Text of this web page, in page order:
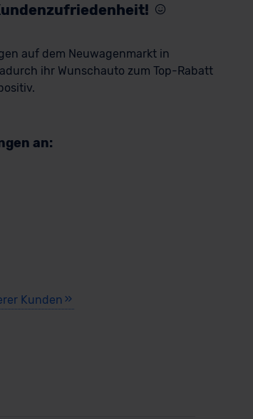
auf dem Neuwagenmarkt in
ihr Wunschauto zum Top-Rabatt
an:
Kunden